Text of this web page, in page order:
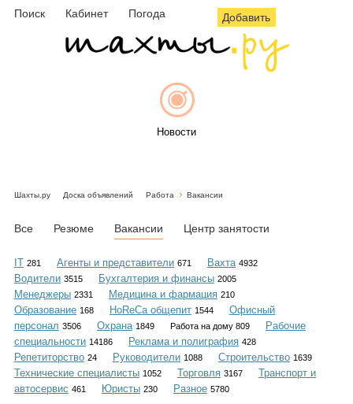
Поиск Кабинет Погода Добавить
Новости
Объявления
Каталог
Шахты.ру Доска объявлений Работа Вакансии
Все Резюме Вакансии Центр занятости
IT 281 Агенты и представители 671 Вахта 4932
Водители 3515 Бухгалтерия и финансы 2005
Менеджеры 2331 Медицина и фармация 210
Образование 168 HoReCa общепит 1544
Офисный
персонал 3506 Охрана 1849 Работа на дому 809
Рабочие
специальности 14186 Реклама и полиграфия 428
Репетиторство 24 Руководители 1088 Строительство 1639
Технические специалисты 1052 Торговля 3167
Транспорт и
автосервис 461 Юристы 230 Разное 5780